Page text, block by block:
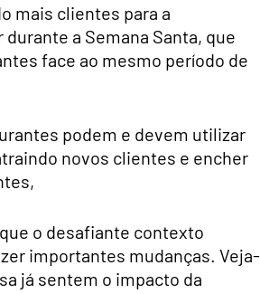
mais clientes para a
a Semana Santa, que
face ao mesmo período de
podem e devem utilizar
novos clientes e encher
o desafiante contexto
importantes mudanças. Veja-
já sentem o impacto da